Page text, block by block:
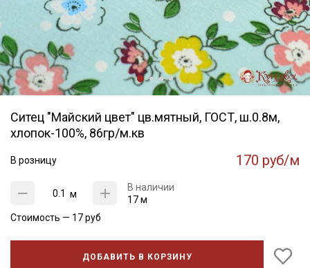
Ситец "Майский цвет" цв.мятный, ГОСТ, ш.0.8м,
хлопок-100%, 86гр/м.кв
В розницу 170 руб/м
м
В наличии
17 м
Стоимость — 17руб
ДОБАВИТЬ В КОРЗИНУ